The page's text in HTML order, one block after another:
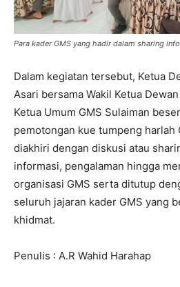
Para kader GMS yang hadir dalam sharing
Dalam kegiatan tersebut, Ketua
Asari bersama Wakil Ketua
Ketua Umum GMS Sulaiman
pemotongan kue tumpeng harlah
diakhiri dengan diskusi atau
informasi, pengalaman hingga
organisasi GMS serta ditutup
seluruh jajaran kader GMS yang
khidmat.
Penulis : A.R Wahid Harahap